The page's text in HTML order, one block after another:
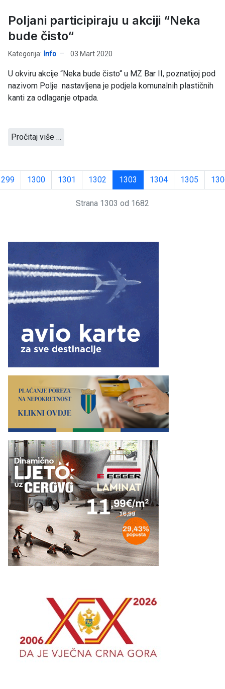
Poljani participiraju u akciji “Neka
bude čisto“
Kategorija: Info 03 Mart 2020
U okviru akcije “Neka bude čisto“ u MZ Bar II, poznatijoj pod
nazivom Polje nastavljena je podjela komunalnih plastičnih
kanti za odlaganje otpada.
Pročitaj više …
1300 1301 1302 1303 1304 1305
Strana 1303 od 1682